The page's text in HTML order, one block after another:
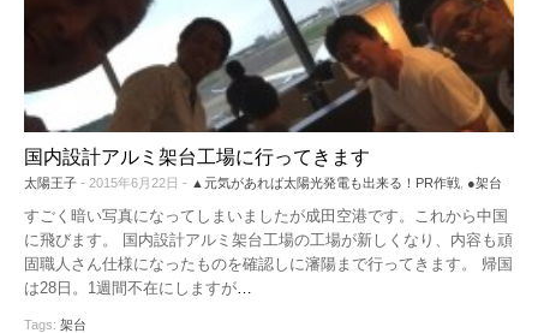
国内設計アルミ架台工場に行ってきます
太陽王子 - 2015年6月22日 - ▲元気があれば太陽光発電も出来る！PR作戦, ●架台
すごく暗い写真になってしまいましたが成田空港です。これから中国
に飛びます。 国内設計アルミ架台工場の工場が新しくなり、内容も頑
固職人さん仕様になったものを確認しに瀋陽まで行ってきます。 帰国
は28日。1週間不在にしますが…
Tags: 架台